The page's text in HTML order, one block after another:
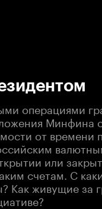
операциями
Минфина
от
или
счетам. С
Как живущие за